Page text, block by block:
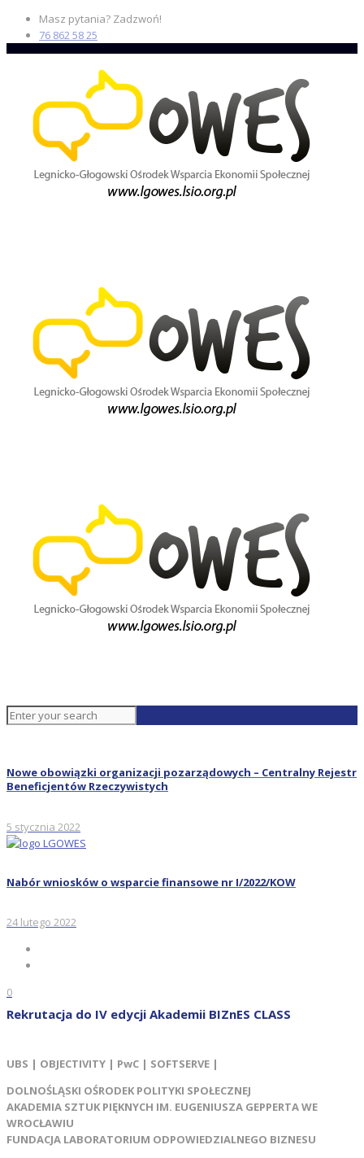
Masz pytania? Zadzwoń!
76 862 58 25
Nowe obowiązki organizacji pozarządowych – Centralny Rejestr
Beneficjentów Rzeczywistych
5 stycznia 2022
Nabór wniosków o wsparcie finansowe nr I/2022/KOW
24 lutego 2022
0
Rekrutacja do IV edycji Akademii BIZnES CLASS
UBS | OBJECTIVITY | PwC | SOFTSERVE |
DOLNOŚLĄSKI OŚRODEK POLITYKI SPOŁECZNEJ
AKADEMIA SZTUK PIĘKNYCH IM. EUGENIUSZA GEPPERTA WE
WROCŁAWIU
FUNDACJA LABORATORIUM ODPOWIEDZIALNEGO BIZNESU